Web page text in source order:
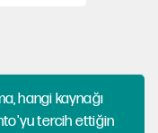
hangi kaynağı
tercih ettiğin